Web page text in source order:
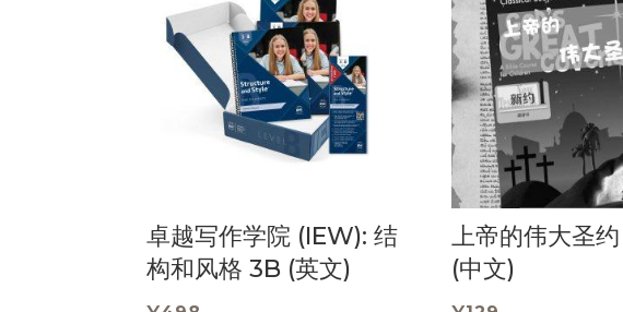
卓越写作学院 (IEW): 结
构和风格 3B (英文)
上帝的伟大圣约
(中文)